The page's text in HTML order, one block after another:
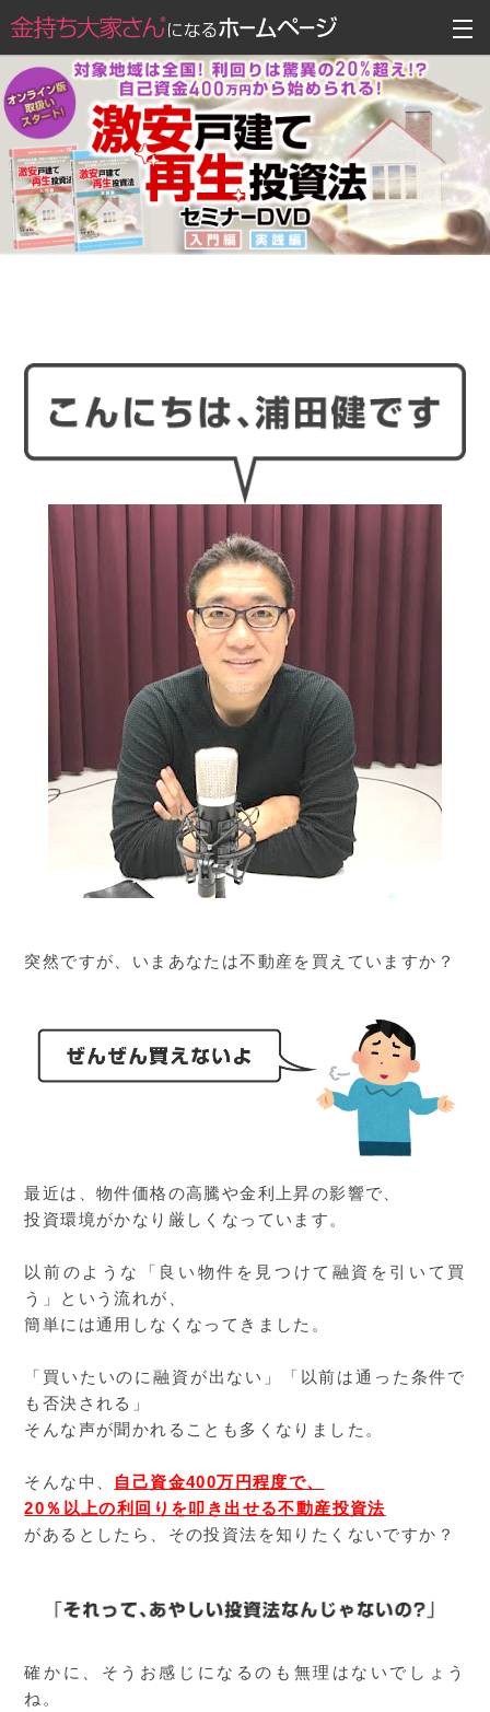
突然ですが、いまあなたは不動産を買えていますか？
最近は、物件価格の高騰や金利上昇の影響で、
投資環境がかなり厳しくなっています。
以前のような「良い物件を見つけて融資を引いて買
う」という流れが、
簡単には通用しなくなってきました。
「買いたいのに融資が出ない」「以前は通った条件で
も否決される」
そんな声が聞かれることも多くなりました。
そんな中、 自己資金400万円程度で、
20％以上の利回りを叩き出せる不動産投資法
があるとしたら、その投資法を知りたくないですか？
確かに、そうお感じになるのも無理はないでしょう
ね。